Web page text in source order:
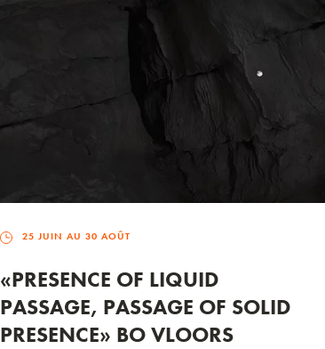
25 JUIN AU 30 AOÛT
«PRESENCE OF LIQUID
PASSAGE, PASSAGE OF SOLID
PRESENCE» BO VLOORS